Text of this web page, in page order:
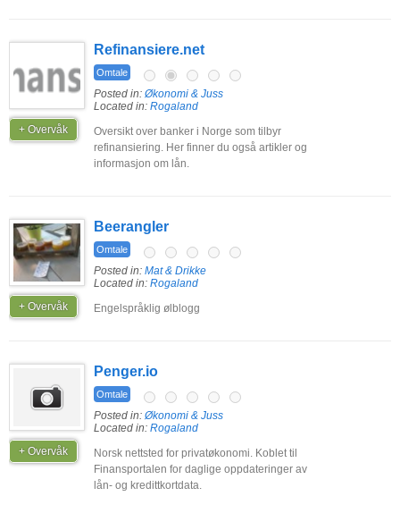
+ Overvåk
Refinansiere.net
Omtale
Posted in: Økonomi & Juss
Located in: Rogaland
Oversikt over banker i Norge som tilbyr
refinansiering. Her finner du også artikler og
informasjon om lån.
+ Overvåk
Beerangler
Omtale
Posted in: Mat & Drikke
Located in: Rogaland
Engelspråklig ølblogg
+ Overvåk
Penger.io
Omtale
Posted in: Økonomi & Juss
Located in: Rogaland
Norsk nettsted for privatøkonomi. Koblet til
Finansportalen for daglige oppdateringer av
lån- og kredittkortdata.